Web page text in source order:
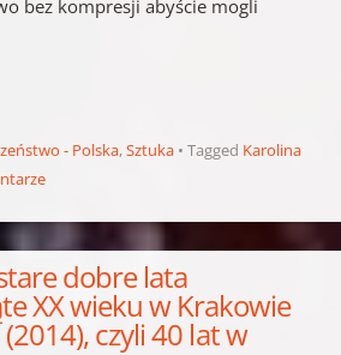
bez kompresji abyście mogli
- Polska,Sztuka Tagged Karolina
dobre lata
XX wieku w Krakowie
czyli 40 lat w